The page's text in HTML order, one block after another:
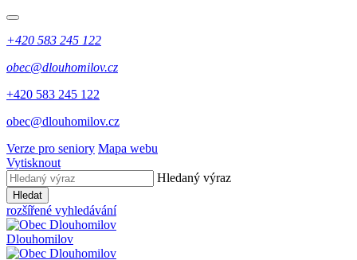
+420 583 245 122
obec@dlouhomilov.cz
+420 583 245 122
obec@dlouhomilov.cz
Verze pro seniory Mapa webu
Vytisknout
Hledaný výraz
Hledat
rozšířené vyhledávání
Dlouhomilov